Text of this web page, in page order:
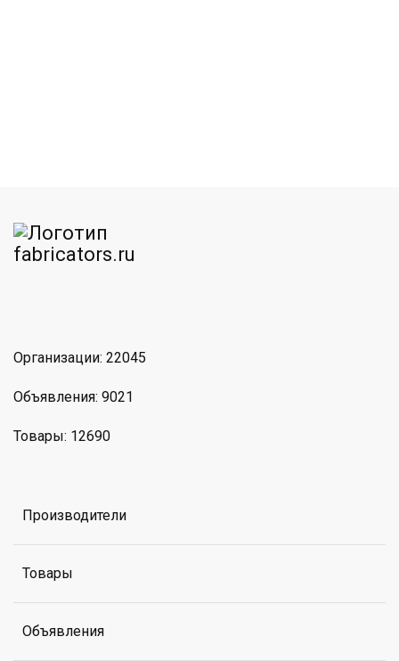
Организации: 22045
Объявления: 9021
Товары: 12690
Производители
Товары
Объявления